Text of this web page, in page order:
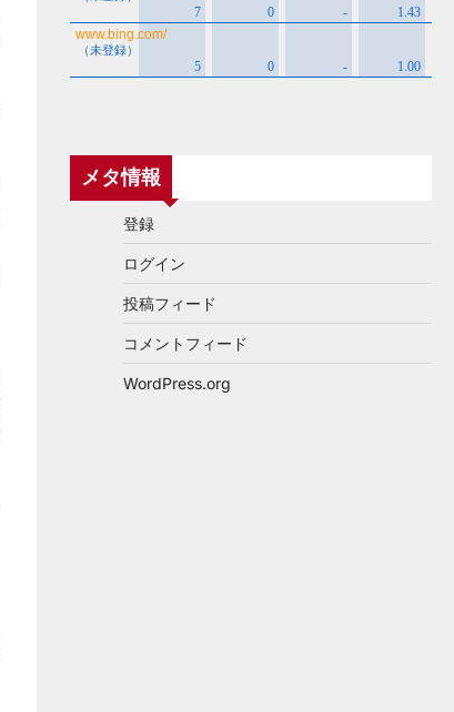
メタ情報
登録
ログイン
投稿フィード
コメントフィード
WordPress.org